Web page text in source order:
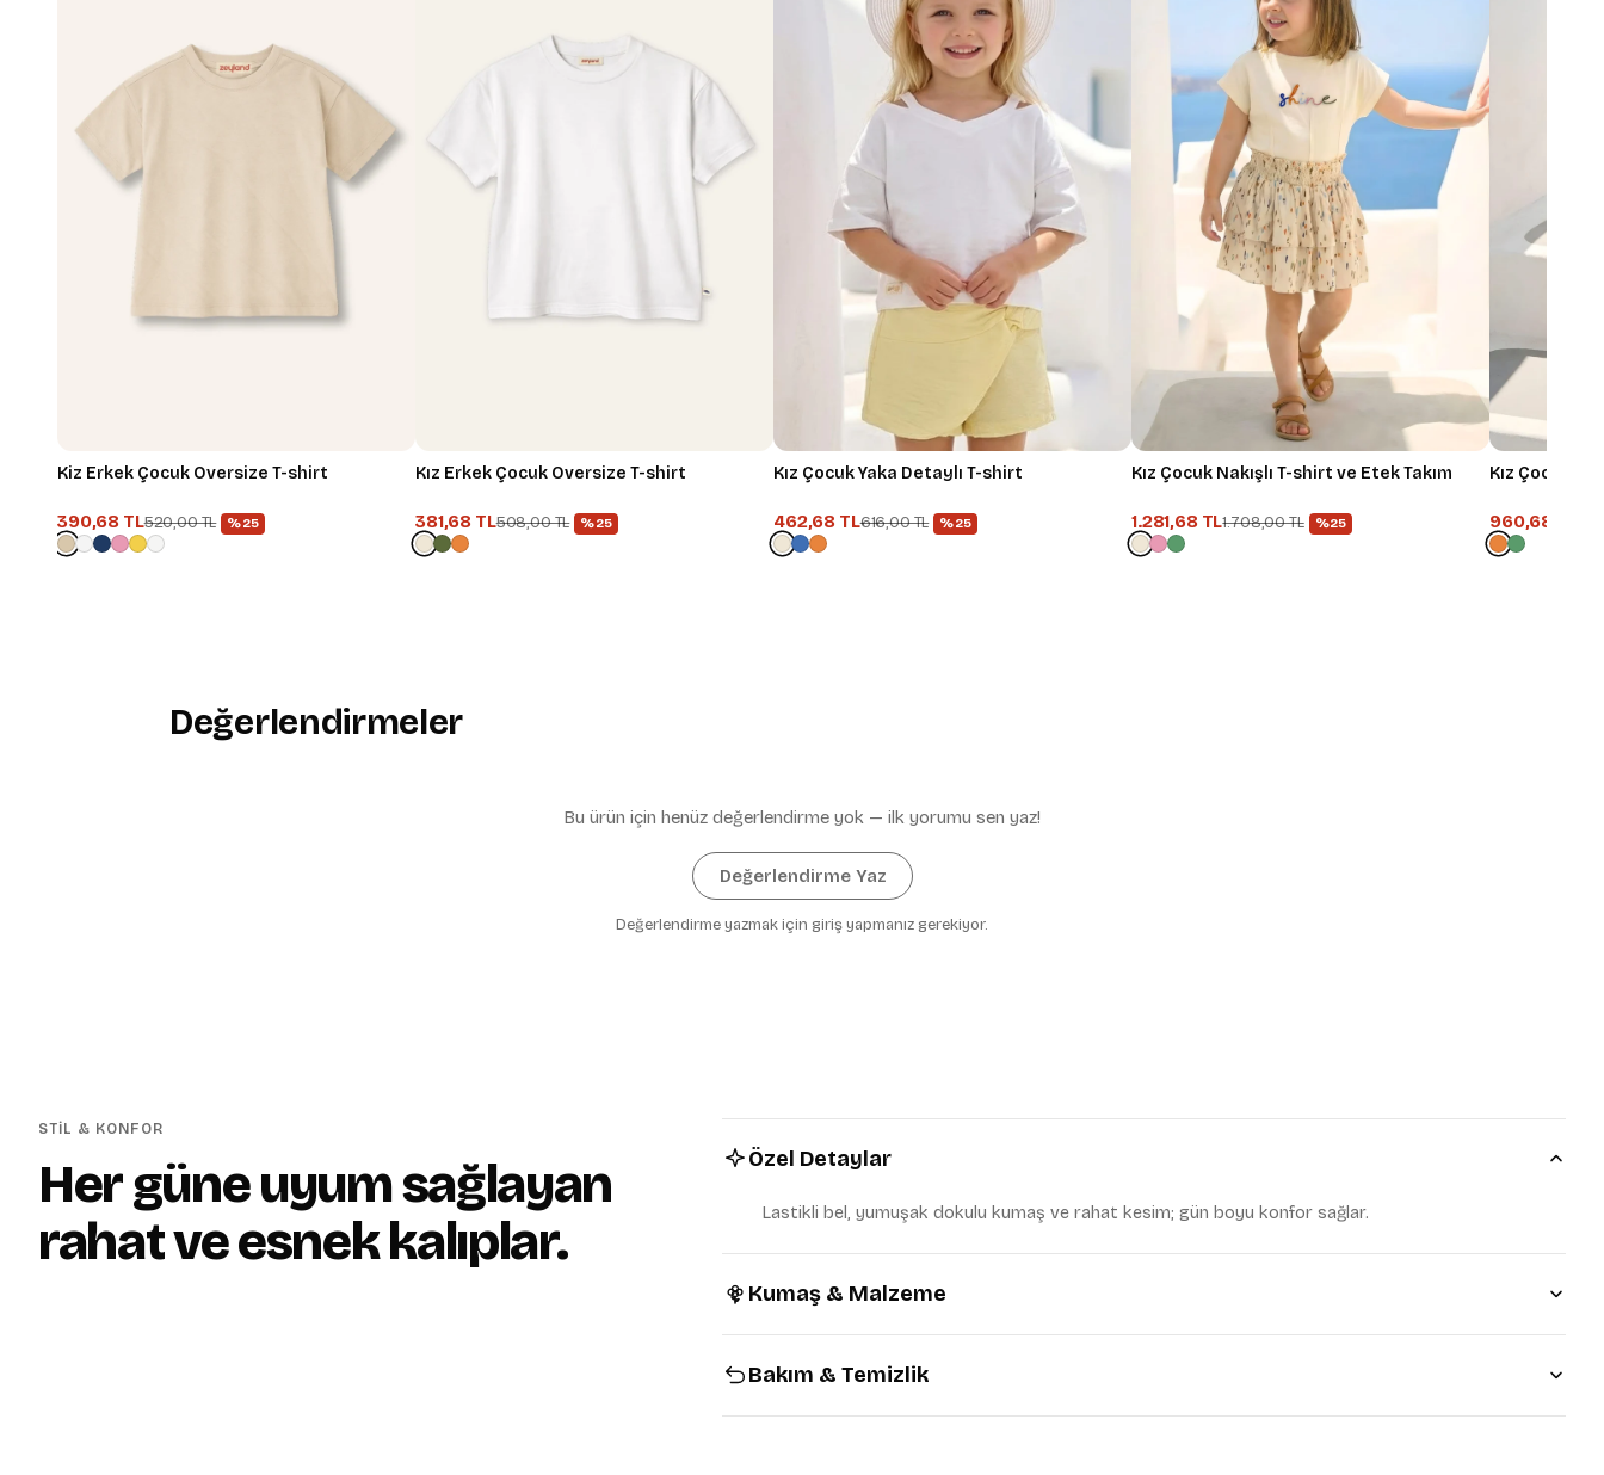
Kiz Erkek Çocuk Oversize T-shirt
390,68 TL520,00 TL %25
Kız Erkek Çocuk Oversize T-shirt
381,68 TL508,00 TL %25
Kız Çocuk Yaka Detaylı T-shirt
462,68 TL616,00 TL %25
Kız Çocuk Nakışlı T-shirt ve Etek Takım
1.281,68 TL1.708,00 TL %25
Kız Çocuk
960,68 TL
Değerlendirmeler
Bu ürün için henüz değerlendirme yok — ilk yorumu sen yaz!
Değerlendirme Yaz
Değerlendirme yazmak için giriş yapmanız gerekiyor.
STİL & KONFOR
Her güne uyum sağlayan
rahat ve esnek kalıplar.
Özel Detaylar
Lastikli bel, yumuşak dokulu kumaş ve rahat kesim; gün boyu konfor sağlar.
Kumaş & Malzeme
Bakım & Temizlik
İlk Siparişe Özel %10 İndirim
Yeni sitemize özel fırsatları keşfedin, avantajlı